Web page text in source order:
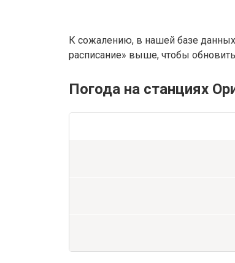
К сожалению, в нашей базе
расписание» выше, чтобы
Погода на станциях